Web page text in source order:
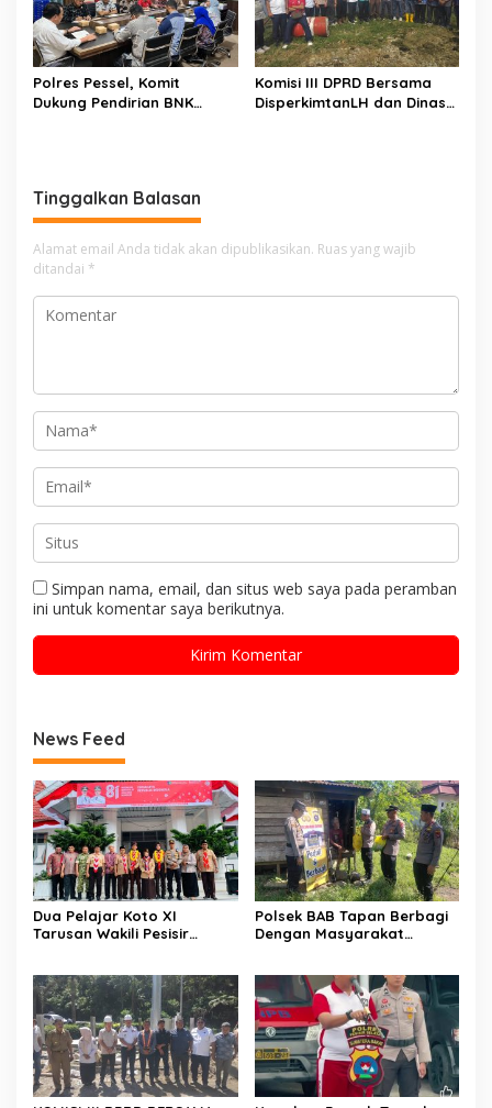
Polres Pessel, Komit
Dukung Pendirian BNK
Komisi III DPRD Bersama
DisperkimtanLH dan Dinas
Tinggalkan Balasan
Alamat email Anda tidak akan dipublikasikan. Ruas yang wajib
ditandai *
Simpan nama, email, dan situs web saya pada peramban
ini untuk komentar saya berikutnya.
News Feed
Dua Pelajar Koto XI
Tarusan Wakili Pesisir
Jalani Karantina Sebelum
Berangkat
Polsek BAB Tapan Berbagi
Dengan Masyarakat